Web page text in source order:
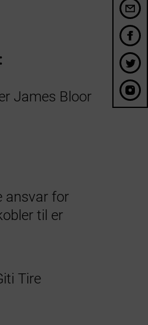
James Bloor
ansvar for
til er
Tire